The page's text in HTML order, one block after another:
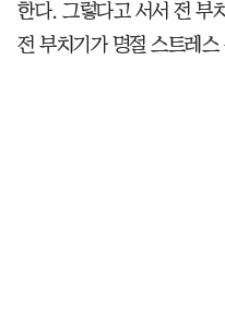
한다. 그렇다고 서서 전 부
전 부치기가 명절 스트레